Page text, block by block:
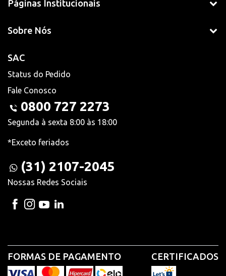
Páginas Institucionais
Sobre Nós
SAC
Status do Pedido
Fale Conosco
0800 727 2273
Segunda à sexta 8:00 às 18:00
*Exceto feriados
(31) 2107-2045
Nossas Redes Sociais
FORMAS DE PAGAMENTO CERTIFICADOS